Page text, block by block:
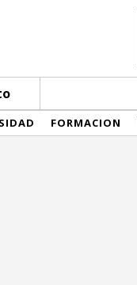
FORMACION